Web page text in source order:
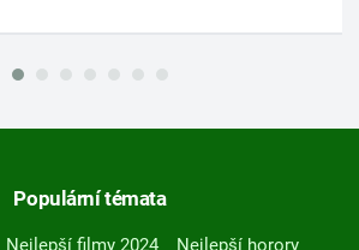
Populární témata
Nejlepší filmy 2024
Nejlepší horory